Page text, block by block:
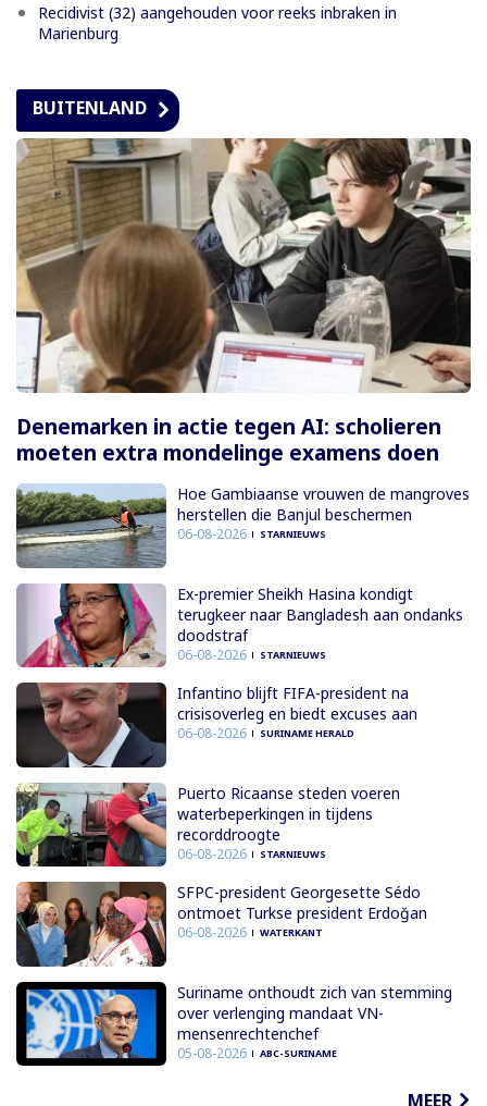
Recidivist (32) aangehouden voor reeks inbraken in
Marienburg
BUITENLAND
Denemarken in actie tegen AI: scholieren
moeten extra mondelinge examens doen
Hoe Gambiaanse vrouwen de mangroves
herstellen die Banjul beschermen
06-08-2026 STARNIEUWS
Ex-premier Sheikh Hasina kondigt
terugkeer naar Bangladesh aan ondanks
doodstraf
06-08-2026 STARNIEUWS
Infantino blijft FIFA-president na
crisisoverleg en biedt excuses aan
06-08-2026 SURINAME HERALD
Puerto Ricaanse steden voeren
waterbeperkingen in tijdens
recorddroogte
06-08-2026 STARNIEUWS
SFPC-president Georgesette Sédo
ontmoet Turkse president Erdoğan
06-08-2026 WATERKANT
Suriname onthoudt zich van stemming
over verlenging mandaat VN-
mensenrechtenchef
05-08-2026 ABC-SURINAME
MEER